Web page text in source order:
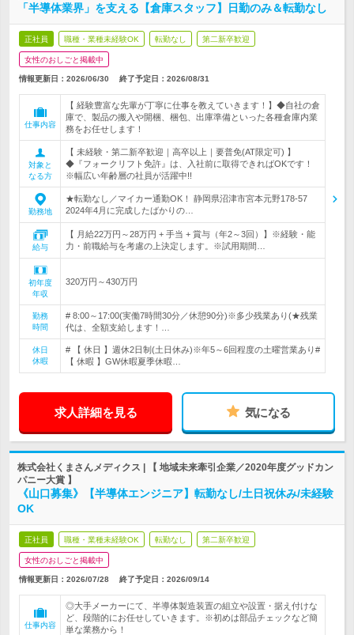
「半導体業界」を支える【倉庫スタッフ】日勤のみ＆転勤なし
正社員 職種・業種未経験OK 転勤なし 第二新卒歓迎
女性のおしごと掲載中
情報更新日：2026/06/30 終了予定日： 2026/08/31
仕事内容
【 経験豊富な先輩が丁寧に仕事を教えていきます！】◆自社の倉
庫で、製品の搬入や開梱、梱包、出庫準備といった各種倉庫内業
務をお任せします！
対象と
なる方
【 未経験・第二新卒歓迎｜高卒以上｜要普免(AT限定可) 】
◆『フォークリフト免許』は、入社前に取得できればOKです！
※幅広い年齢層の社員が活躍中!!
勤務地
★転勤なし／マイカー通勤OK！ 静岡県沼津市宮本元野178-57
2024年4月に完成したばかりの…
給与
【 月給22万円～28万円 + 手当 + 賞与（年2～3回）】※経験・能
力・前職給与を考慮の上決定します。※試用期間…
初年度
年収
320万円～430万円
勤務
時間
# 8:00～17:00(実働7時間30分／休憩90分)※多少残業あり(★残業
代は、全額支給します！…
休日
休暇
# 【 休日 】週休2日制(土日休み)※年5～6回程度の土曜営業あり#
【 休暇 】GW休暇夏季休暇…
求人詳細を見る 気になる
株式会社くまさんメディクス | 【 地域未来牽引企業／2020年度グッドカン
パニー大賞 】
《山口募集》【半導体エンジニア】転勤なし/土日祝休み/未経験
OK
正社員 職種・業種未経験OK 転勤なし 第二新卒歓迎
女性のおしごと掲載中
情報更新日：2026/07/28 終了予定日： 2026/09/14
仕事内容
◎大手メーカーにて、半導体製造装置の組立や設置・据え付けな
ど、段階的にお任せしていきます。※初めは部品チェックなど簡
単な業務から！